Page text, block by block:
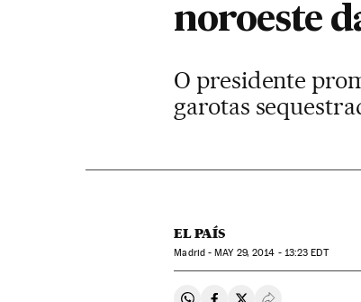
noroeste
O presidente
garotas
EL PAÍS
Madrid -MAY29, 2014 - 13:23 EDT